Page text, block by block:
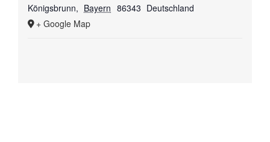
Königsbrunn, Bayern 86343 Deutschland
+ Google Map